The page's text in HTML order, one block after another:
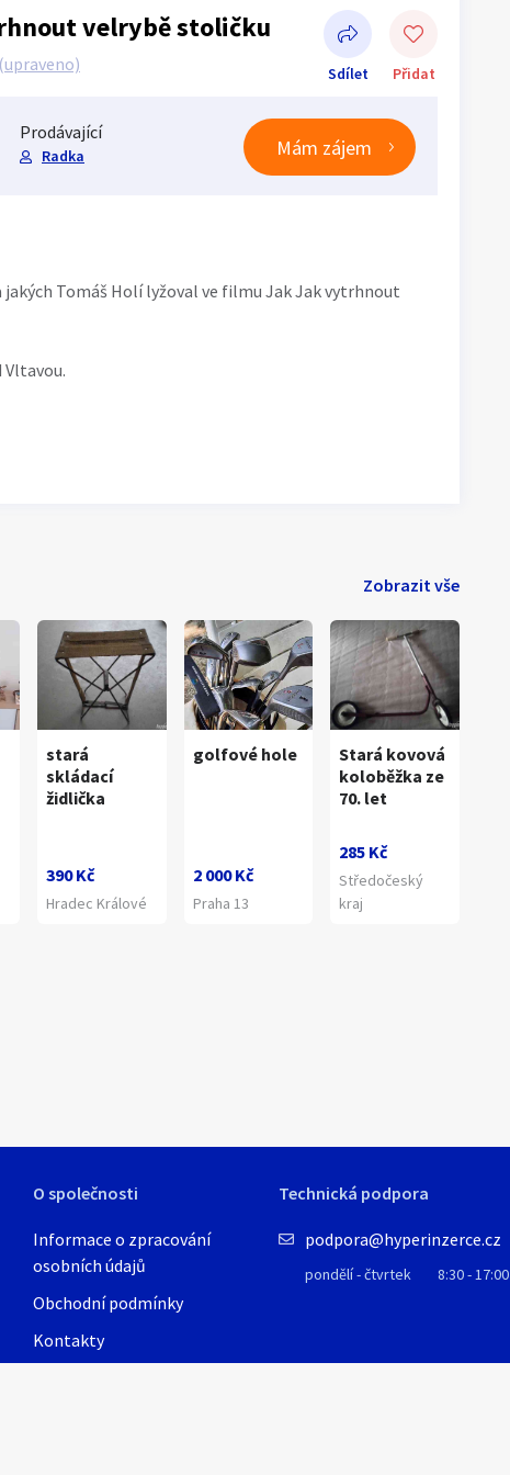
velrybě stoličku
(upraveno) Sdílet Přidat
Sdílet na Facebooku
Prodávající
Radka Mám zájem
Tomáš Holí lyžoval ve filmu Jak Jak vytrhnout
Vltavou.
Zobrazit vše
stará
skládací
židlička
390 Kč
Hradec Králové
golfové hole
2 000 Kč
Praha 13
Stará kovová
koloběžka ze
70. let
285 Kč
Středočeský
kraj
O společnosti
Informace o zpracování
osobních údajů
Obchodní podmínky
Kontakty
Technická podpora
podpora@hyperinzerce.cz
pondělí - čtvrtek 8:30 - 17:00